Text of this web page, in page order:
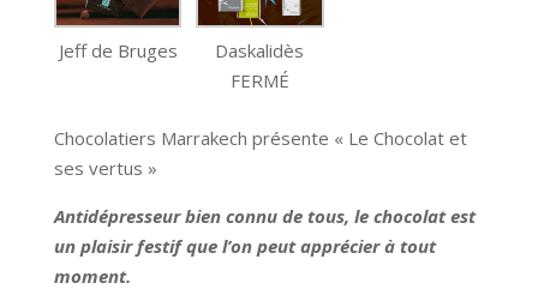
Jeff de Bruges
Daskalidès
FERMÉ
Chocolatiers Marrakech présente « Le Chocolat et
ses vertus »
Antidépresseur bien connu de tous, le chocolat est
un plaisir festif que l’on peut apprécier à tout
moment.